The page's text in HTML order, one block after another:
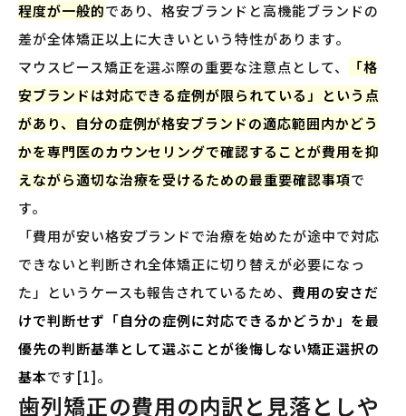
程度が一般的であり、格安ブランドと高機能ブランドの
差が全体矯正以上に大きいという特性があります。
マウスピース矯正を選ぶ際の重要な注意点として、
「格
安ブランドは対応できる症例が限られている」という点
があり、自分の症例が格安ブランドの適応範囲内かどう
かを専門医のカウンセリングで確認することが費用を抑
えながら適切な治療を受けるための最重要確認事項で
す。
「費用が安い格安ブランドで治療を始めたが途中で対応
できないと判断され全体矯正に切り替えが必要になっ
た」というケースも報告されているため、 費用の安さだ
けで判断せず「自分の症例に対応できるかどうか」を最
優先の判断基準として選ぶことが後悔しない矯正選択の
基本です[1]。
歯列矯正の費用の内訳と見落としや